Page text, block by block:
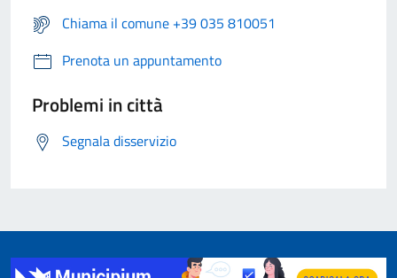
Chiama il comune +39 035 810051
Prenota un appuntamento
Problemi in città
Segnala disservizio